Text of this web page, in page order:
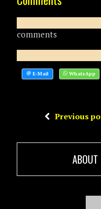
comments
Previous